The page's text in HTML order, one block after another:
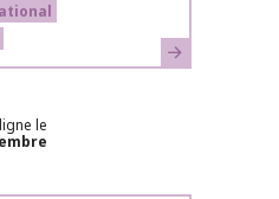
En savoir plus
le